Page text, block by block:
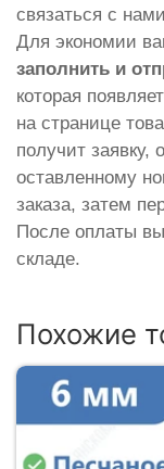
связаться с
Для экономии
заполнить и
которая
на странице
получит заявку,
оставленному
заказа, затем
После оплаты
складе.
Похожие